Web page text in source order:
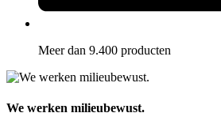
Meer dan 9.400 producten
We werken milieubewust.